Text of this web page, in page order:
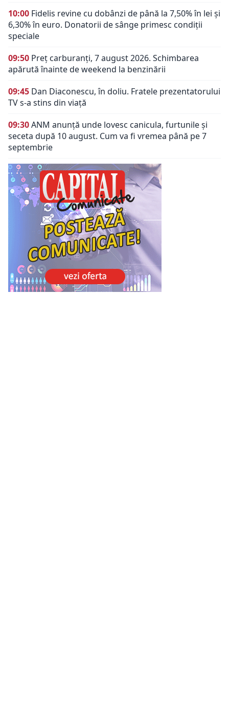
10:00 Fidelis revine cu dobânzi de până la 7,50% în lei și
6,30% în euro. Donatorii de sânge primesc condiții
speciale
09:50 Preț carburanți, 7 august 2026. Schimbarea
apărută înainte de weekend la benzinării
09:45 Dan Diaconescu, în doliu. Fratele prezentatorului
TV s-a stins din viață
09:30ANM anunță unde lovesc canicula, furtunile și
seceta după 10 august. Cum va fi vremea până pe 7
septembrie